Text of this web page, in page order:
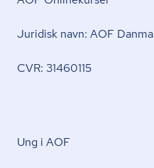
Juridisk navn: AOF
CVR: 31460115
Ung i AOF